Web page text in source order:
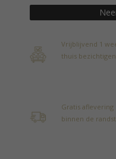
Vrijblijvend 1
thuis bezichtigen
Gratis aflevering
binnen de